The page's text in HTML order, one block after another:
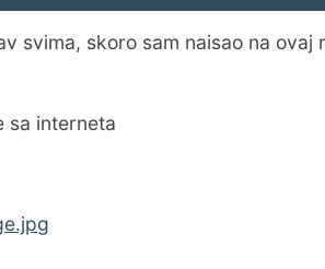
svima, skoro sam naisao na
sa interneta